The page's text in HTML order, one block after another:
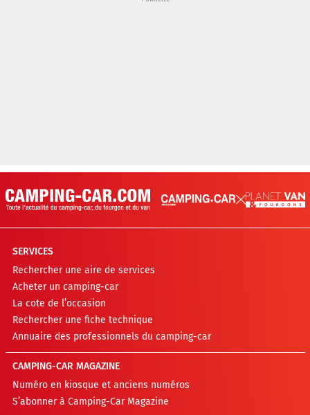
SERVICES
Rechercher une aire de services
Acheter un camping-car
La cote de l’occasion
Rechercher une fiche technique
Annuaire des professionnels du camping-car
CAMPING-CAR MAGAZINE
Numéro en kiosque et anciens numéros
S’abonner à Camping-Car Magazine